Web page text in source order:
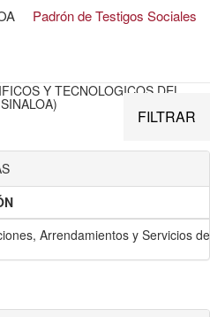
Padrón de Testigos Sociales
Y TECNOLOGICOS DEL
FILTRAR
Arrendamientos y Servicios